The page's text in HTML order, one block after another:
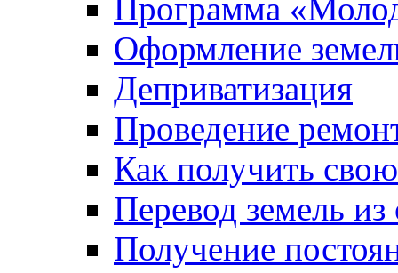
Программа
Оформление
Деприватизация
Проведение
Как получить
Перевод земель
Получение